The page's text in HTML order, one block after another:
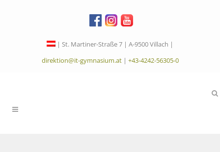
| St. Martiner-Straße 7 | A-9500 Villach |
direktion@it-gymnasium.at| +43-4242-56305-0